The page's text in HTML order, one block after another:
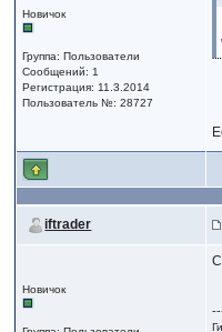
Новичок
Группа: Пользователи
Сообщений: 1
Регистрация: 11.3.2014
Пользователь №: 28727
iftrader
Новичок